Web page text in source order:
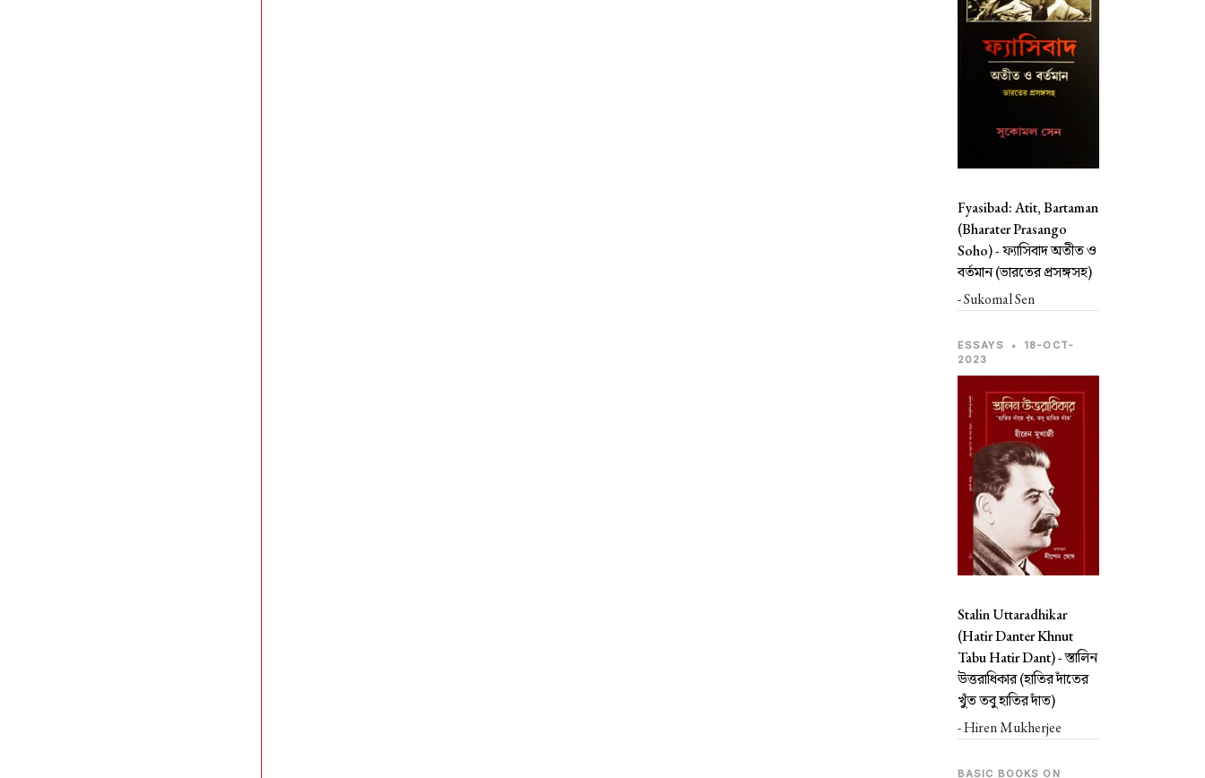
Fyasibad: Atit, Bartaman
(Bharater Prasango
Soho) -ফ্যাসিবাদ অতীত ও
বর্তমান (ভারতের প্রসঙ্গসহ)
- Sukomal Sen
ESSAYS •
18-OCT-
2023
Stalin Uttaradhikar
(Hatir Danter Khnut
Tabu Hatir Dant) -স্তালিন
উত্তরাধিকার (হাতির দাঁতের
খুঁত তবু হাতির দাঁত)
- Hiren Mukherjee
BASIC BOOKS ON